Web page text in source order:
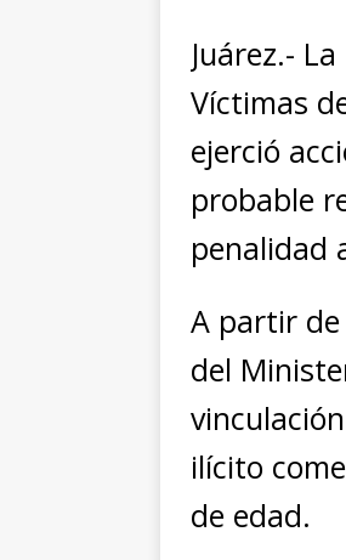
Juárez.-
Víctimas
ejerció
probable
penalidad
A partir
del
ilícito
de edad.